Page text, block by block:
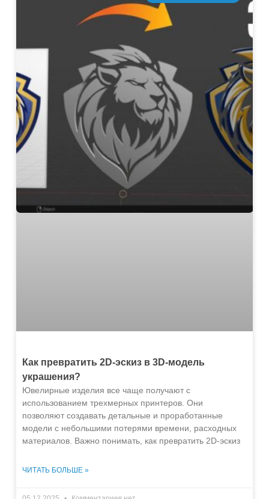
Как превратить 2D-эскиз в 3D-модель
украшения?
Ювелирные изделия все чаще получают с
использованием трехмерных принтеров. Они
позволяют создавать детальные и проработанные
модели с небольшими потерями времени, расходных
материалов. Важно понимать, как превратить 2D-эскиз
ЧИТАТЬ БОЛЬШЕ »